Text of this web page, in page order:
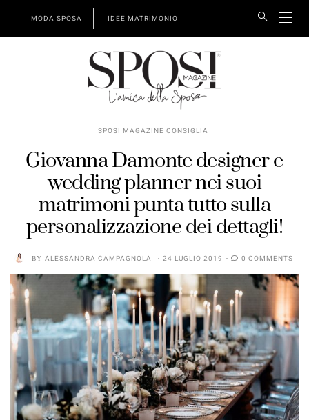
MODA SPOSA IDEE MATRIMONIO
SPOSI MAGAZINE CONSIGLIA
Giovanna Damonte designer e
wedding planner nei suoi
matrimoni punta tutto sulla
personalizzazione dei dettagli!
BY ALESSANDRA CAMPAGNOLA 24 LUGLIO 2019 0 COMMENTS